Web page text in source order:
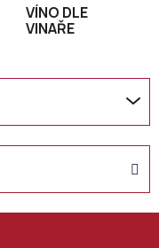
VÍNO DLE
VINAŘE